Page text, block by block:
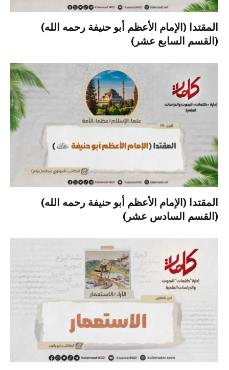
المقتدا (الإمام الأعظم أبو حنيفة رحمه الله)
(القسم السابع عشر)
المقتدا (الإمام الأعظم أبو حنيفة رحمه الله)
(القسم السادس عشر)